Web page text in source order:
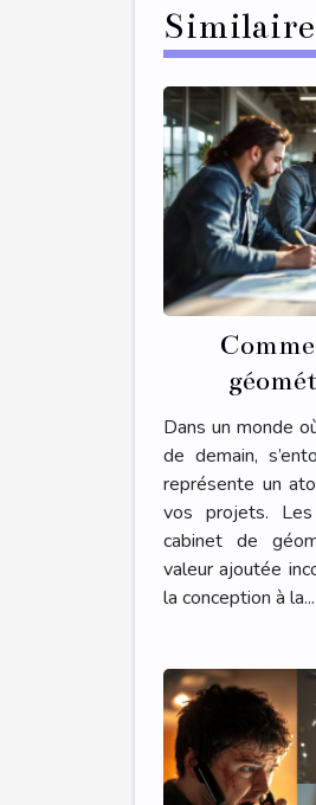
Similaire
Dans un monde
de demain,
représente un
vos projets. Les
cabinet de
valeur ajoutée
la conception à la...